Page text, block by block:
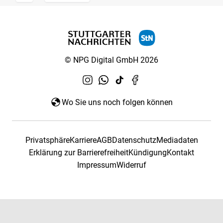
© NPG Digital GmbH 2026
Wo Sie uns noch folgen können
PrivatsphäreKarriereAGBDatenschutzMediadaten
Erklärung zur BarrierefreiheitKündigungKontakt
ImpressumWiderruf